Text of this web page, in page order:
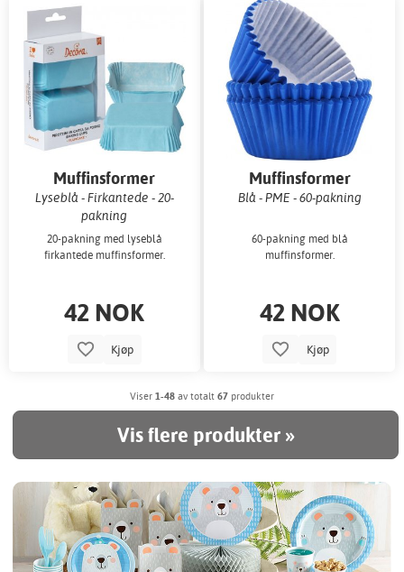
Muffinsformer
Lyseblå - Firkantede - 20-
pakning
20-pakning med lyseblå
firkantede muffinsformer.
42 NOK
Kjøp
Muffinsformer
Blå - PME - 60-pakning
60-pakning med blå
muffinsformer.
42 NOK
Kjøp
Viser 1-48 av totalt 67 produkter
Vis flere produkter »